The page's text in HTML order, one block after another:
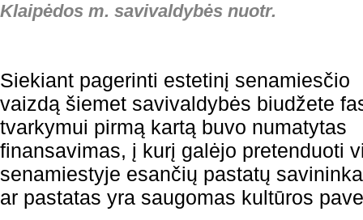
Klaipėdos m. savivaldybės nuotr.
Siekiant pagerinti estetinį senamiesčio
vaizdą šiemet savivaldybės biudžete
tvarkymui pirmą kartą buvo numatytas
finansavimas, į kurį galėjo pretenduoti
senamiestyje esančių pastatų
ar pastatas yra saugomas kultūros